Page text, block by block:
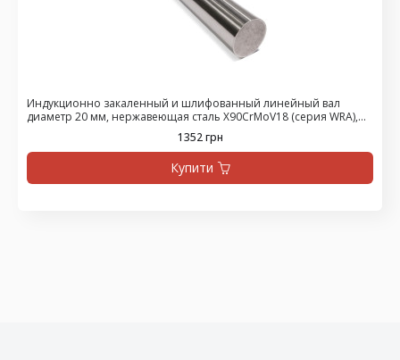
Индукционно закаленный и шлифованный линейный вал
диаметр 20 мм, нержавеющая сталь X90CrMoV18 (серия WRA),
1352 грн
Купити